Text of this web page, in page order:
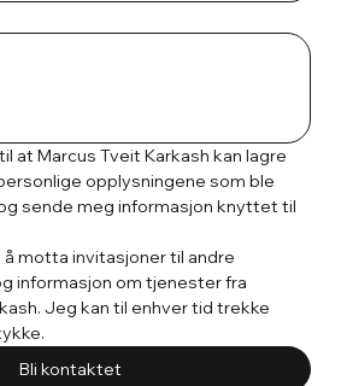
at Marcus Tveit Karkash kan lagre
opplysningene som ble
sende meg informasjon knyttet til
motta invitasjoner til andre
informasjon om tjenester fra
Jeg kan til enhver tid trekke
Bli kontaktet